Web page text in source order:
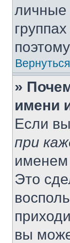
личные
»
имени
Если
при
именем
Это
вы